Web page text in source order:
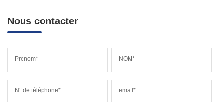
Nous contacter
Prénom* NOM*
N° de téléphone* email*